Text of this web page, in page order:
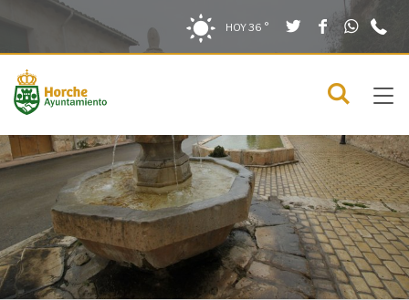
Saltar al contenido
Saltar a la navegación
Información de contacto HOY36 ° TwitterFacebook
menú